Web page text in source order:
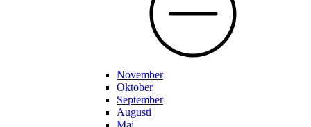
November
Oktober
September
Augusti
Maj